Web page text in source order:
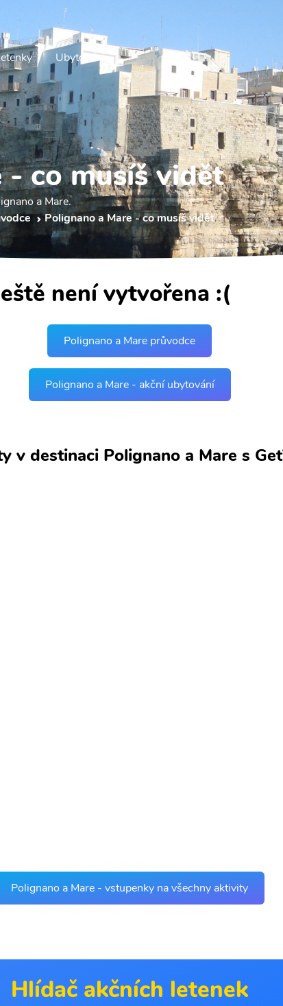
Ubytování
- co musíš vidět
a Mare.
Polignano a Mare - co musíš vidět
není vytvořena :(
Polignano a Mare průvodce
Polignano a Mare - akční ubytování
v destinaci Polignano a Mare s
Polignano a Mare - vstupenky na všechny aktivity
Hlídač akčních letenek